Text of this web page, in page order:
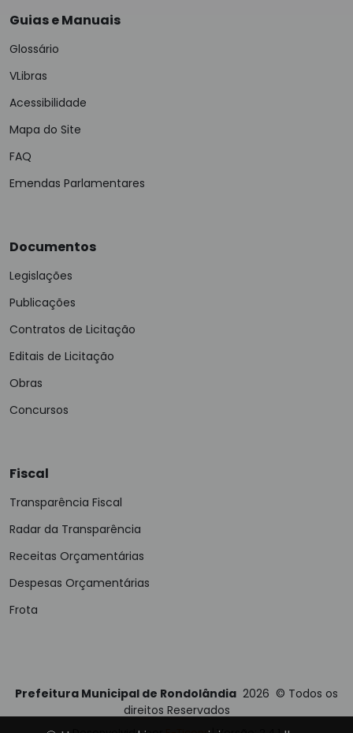
Guias e Manuais
Glossário
VLibras
Acessibilidade
Mapa do Site
FAQ
Emendas Parlamentares
Documentos
Legislações
Publicações
Contratos de Licitação
Editais de Licitação
Obras
Concursos
Fiscal
Transparência Fiscal
Radar da Transparência
Receitas Orçamentárias
Despesas Orçamentárias
Frota
Prefeitura Municipal de Rondolândia 2026 © Todos os
direitos Reservados